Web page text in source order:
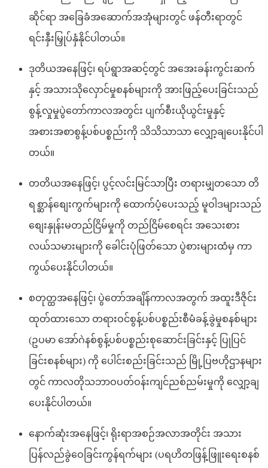
ဆိုင်ရာ အခြေခံအဆောက်အအုံများတွင် ဖန်တီးရာတွင်
ရင်းနှီးမြှုပ်နှံနိုင်ပါတယ်။
ဒုတိယအနေဖြင့်၊ ရပ်ရွာအဆင့်တွင် အအေးခန်းကွင်းဆက်
နှင့် အသားသိုလှောင်မှုစနစ်များကို အားဖြည့်ပေးခြင်းသည်
စွန့်လှုမှုပွဲတော်ကာလအတွင်း ပျက်စီးယိုယွင်းမှုနှင့်
အစားအစာစွန့်ပစ်ပစ္စည်းကို သိသိသာသာ လျှော့ချပေးနိုင်ပါ
တယ်။
တတိယအနေဖြင့်၊ ပွင့်လင်းမြင်သာပြီး တရားမျှတသော တိ
ရစ္ဆာန်စျေးကွက်များကို ထောက်ပံ့ပေးသည့် မူဝါဒများသည်
စျေးနှုန်းမတည်ငြိမ်မှုကို တည်ငြိမ်စေရင်း အသေးစား
လယ်သမားများကို ခေါင်းပုံဖြတ်သော ပွဲစားများထံမှ ကာ
ကွယ်ပေးနိုင်ပါတယ်။
စတုတ္ထအနေဖြင့်၊ ပွဲတော်အချိန်ကာလအတွက် အထူးဒီဇိုင်း
ထုတ်ထားသော တရားဝင်စွန့်ပစ်ပစ္စည်းစီမံခန့်ခွဲမှုစနစ်များ
(ဥပမာ အော်ဂဲနစ်စွန့်ပစ်ပစ္စည်းစုဆောင်းခြင်းနှင့် ပြုပြင်
ခြင်းစနစ်များ) ကို ပေါင်းစည်းခြင်းသည် မြို့ပြဗဟိုဌာနများ
တွင် ကာလတိုသဘာဝပတ်ဝန်းကျင်ညစ်ညမ်းမှုကို လျှော့ချ
ပေးနိုင်ပါတယ်။
နောက်ဆုံးအနေဖြင့်၊ ရိုးရာအစဉ်အလာအတိုင်း အသား
ပြန်လည်ခွဲဝေခြင်းကွန်ရက်များ (ပရဟိတဖြန့်ဖြူးရေးစနစ်